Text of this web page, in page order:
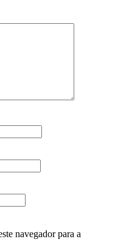
navegador para a